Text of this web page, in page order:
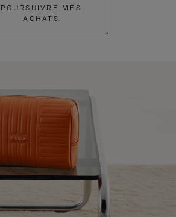
POURSUIVRE MES
ACHATS